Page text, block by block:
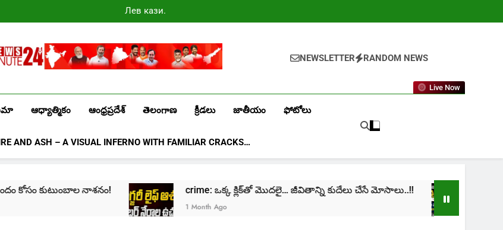
Лев казино
промокоды
NEWSLETTER RANDOM NEWS
Live Now
ఆధ్యాత్మికం ఆంధ్రప్రదేశ్ తెలంగాణ క్రీడలు జాతీయం ఫోటోలు
AND ASH – A VISUAL INFERNO WITH FAMILIAR CRACKS…
కోసం కుటుంబాల నాశనం! crime: ఒక్క క్లిక్‌తో మొదలై… జీవితాన్ని కుదేలు చేసే మోసాలు..!!
1 Month Ago